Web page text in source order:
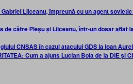
Liiceanu, împreună cu un agent
către Pleșu și Liiceanu, într-un dosar aflat
CNSAS în cazul atacului GDS la Ioan
Cum a ajuns Lucian Boia de la DIE și